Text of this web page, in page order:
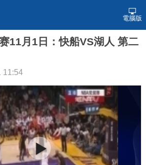
電腦版
11月1日：快船VS湖人 第二
11:54